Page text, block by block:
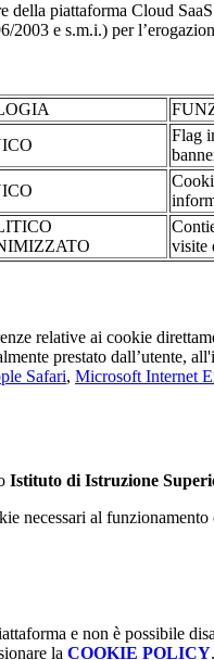
piattaforma Cloud
e s.m.i.) per
Flag
visite
relative ai cookie
prestato dall’utente,
Safari, Microsoft Internet
Istituto di Istruzione
necessari al
e non è possibile
la COOKIE POLICY.